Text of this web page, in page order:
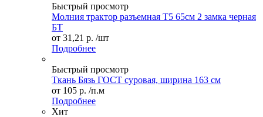
Быстрый просмотр
Молния трактор разъемная Т5 65см 2 замка черная
БТ
от 31,21 р. /шт
Подробнее
Быстрый просмотр
Ткань Бязь ГОСТ суровая, ширина 163 см
от 105 р. /п.м
Подробнее
Хит